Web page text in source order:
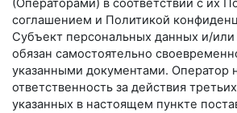
(Операторами) в соответствии с их
соглашением и Политикой
Субъект персональных данных и/или
обязан самостоятельно
указанными документами. Оператор
ответственность за действия
указанных в настоящем пункте